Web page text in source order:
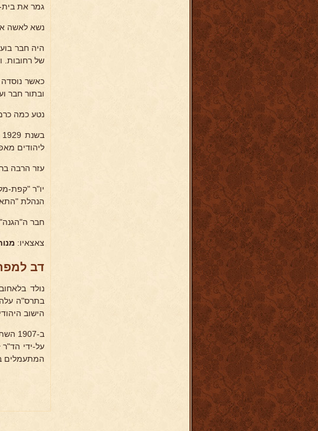
גמר את בית-
נשא לאשה
היה חבר
של רחובות.
ובתור חבר
נטע כמה כרמי גפן לעצמו
ליהודים
עזר הרבה
יו"ר "קפת-
הנהלת
חבר ה"הגנה" משנת 1921, יו"ר ועדת הגיוס ויו"ר ועדת
צאצאיו:
דב
נולד
בתרס"ה
הישוב
ב-1907 השתתף עם שני אחיו
על-ידי הד"ר
המתעמלים